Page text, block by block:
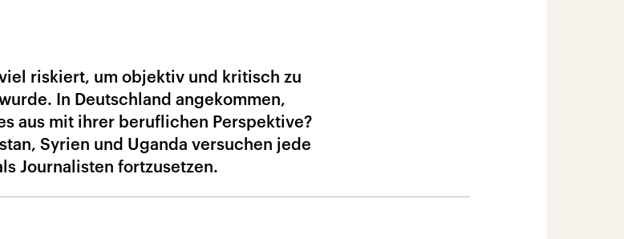
riskiert, um objektiv und kritisch zu
In Deutschland angekommen,
aus mit ihrer beruflichen Perspektive?
Syrien und Uganda versuchen jede
Journalisten fortzusetzen.